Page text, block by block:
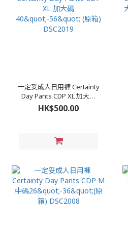
一定妥成人日用褲 Certainty
Day Pants CDP XL 加大碼
40"-56" (原箱) DSC2019
HK$500.00